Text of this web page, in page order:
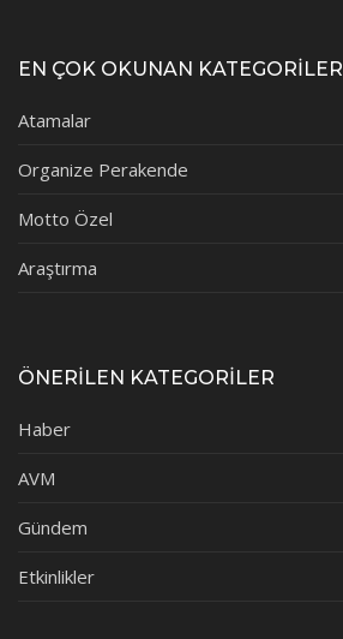
EN ÇOK OKUNAN KATEGORİLER
Atamalar
Organize Perakende
Motto Özel
Araştırma
ÖNERİLEN KATEGORİLER
Haber
AVM
Gündem
Etkinlikler